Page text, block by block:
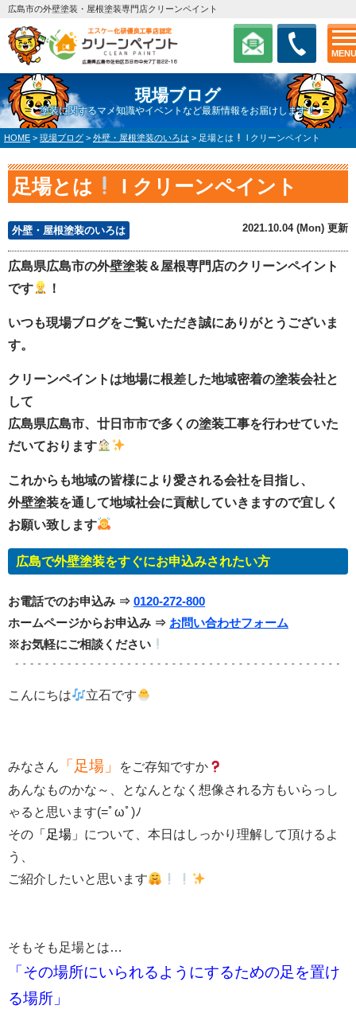
MENU
広島市の外壁塗装・屋根塗装専門店クリーンペイント
現場ブログ
塗装に関するマメ知識やイベントなど最新情報をお届けします！
HOME > 現場ブログ > 外壁・屋根塗装のいろは > 足場とは l クリーンペイント
足場とは l クリーンペイント
外壁・屋根塗装のいろは 2021.10.04 (Mon) 更新
広島県広島市の外壁塗装＆屋根専門店のクリーンペイント
です
！
いつも現場ブログをご覧いただき誠にありがとうございま
す。
クリーンペイントは地場に根差した地域密着の塗装会社と
して
広島県広島市、廿日市市で多くの塗装工事を行わせていた
だいております
これからも地域の皆様により愛される会社を目指し、
外壁塗装を通して地域社会に貢献していきますので宜しく
お願い致します
広島で外壁塗装をすぐにお申込みされたい方
お電話でのお申込み ⇒ 0120-272-800
ホームページからお申込み ⇒ お問い合わせフォーム
※お気軽にご相談ください
こんにちは 立石です
みなさん 「足場」
をご存知ですか
あんなものかな～、となんとなく想像される方もいらっし
ゃると思います(=ﾟωﾟ)ﾉ
その 「足場」 について、本日はしっかり理解して頂けるよ
う、
ご紹介したいと思います
そもそも足場とは…
「その場所にいられるようにするための足を置け
る場所」